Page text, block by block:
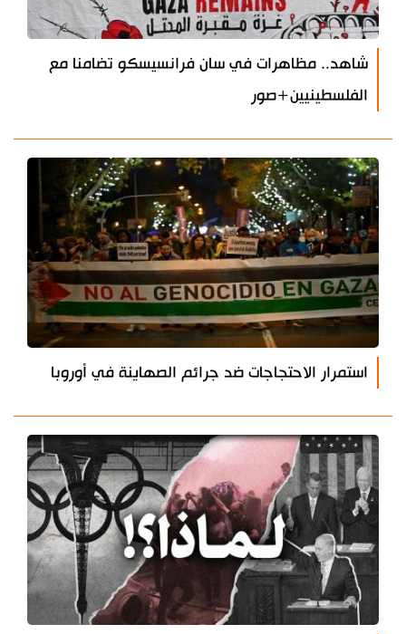
شاهد.. مظاهرات في سان فرانسيسكو تضامنا مع
الفلسطينيين+صور
استمرار الاحتجاجات ضد جرائم الصهاينة في أوروبا